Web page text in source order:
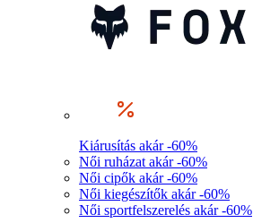
Kiárusítás akár -60%
Női ruházat akár -60%
Női cipők akár -60%
Női kiegészítők akár -60%
Női sportfelszerelés akár -60%